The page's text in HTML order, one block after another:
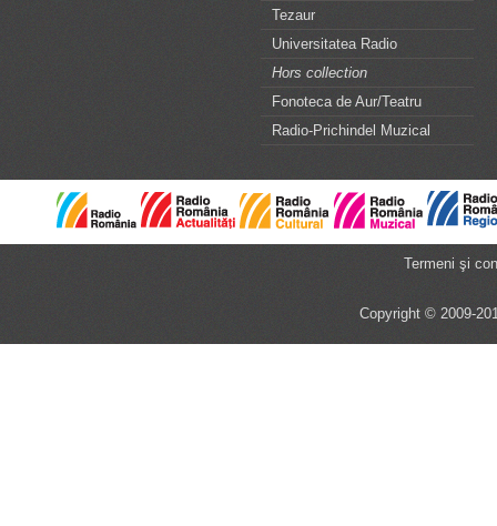
Tezaur
Universitatea Radio
Hors collection
Fonoteca de Aur/Teatru
Radio-Prichindel Muzical
Termeni şi
Copyright © 2009-